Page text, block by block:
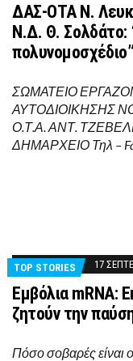
ΔΑΣ-ΟΤΑ Ν.
Ν.Δ. Θ. Σολδάτο:
πολυνομοσχέδιο”
ΣΩΜΑΤΕΙΟ
ΑΥΤΟΔΙΟΙΚΗΣΗΣ
Ο.Τ.Α. ΑΝΤ.
ΔΗΜΑΡΧΕΙΟ Τηλ –
TOP STORIES 17
Εμβόλια mRNA:
ζητούν την
Πόσο σοβαρές είναι